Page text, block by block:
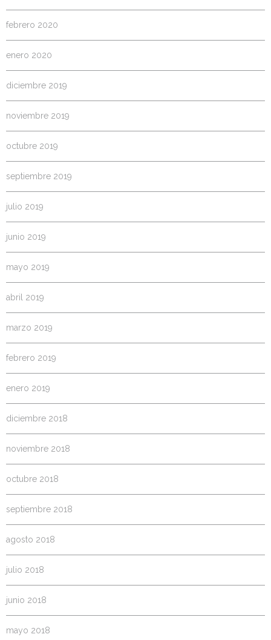
febrero 2020
enero 2020
diciembre 2019
noviembre 2019
octubre 2019
septiembre 2019
julio 2019
junio 2019
mayo 2019
abril 2019
marzo 2019
febrero 2019
enero 2019
diciembre 2018
noviembre 2018
octubre 2018
septiembre 2018
agosto 2018
julio 2018
junio 2018
mayo 2018